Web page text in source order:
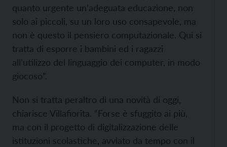
quanto urgente un’adeguata educazione, non
solo ai piccoli, su un loro uso consapevole, ma
non è questo il pensiero computazionale. Qui si
tratta di esporre i bambini ed i ragazzi
all’utilizzo del linguaggio dei computer, in modo
giocoso”.
Non si tratta peraltro di una novità di oggi,
chiarisce Villafiorita. “Forse è sfuggito ai più,
ma con il progetto di digitalizzazione delle
istituzioni scolastiche, avviato da tempo con il